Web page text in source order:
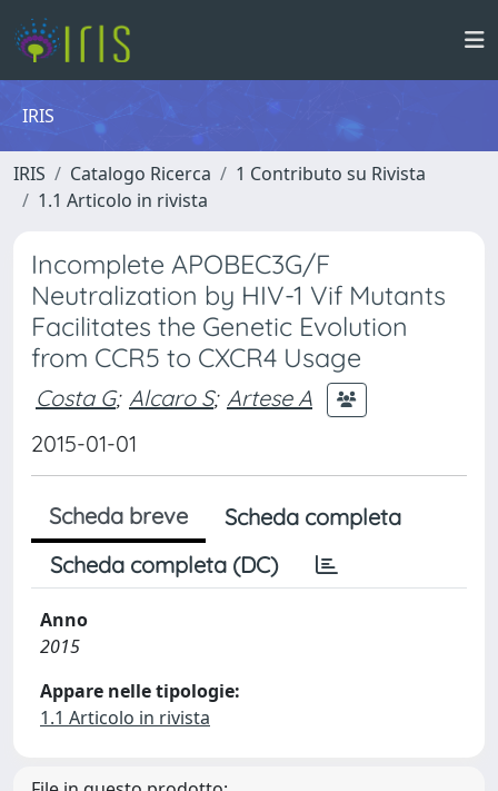
IRIS
IRIS Catalogo Ricerca
1 Contributo su Rivista
1.1 Articolo in rivista
Incomplete APOBEC3G/F
Neutralization by HIV-1 Vif Mutants
Facilitates the Genetic Evolution
from CCR5 to CXCR4 Usage
Costa G; Alcaro S; Artese A
2015-01-01
Scheda breve
Scheda completa
Scheda completa (DC)
Anno
2015
Appare nelle tipologie:
1.1 Articolo in rivista